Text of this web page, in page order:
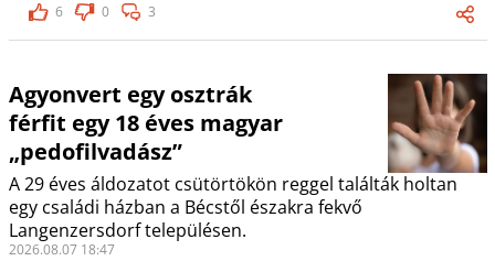
6
0 3
Agyonvert egy osztrák
férfit egy 18 éves magyar
„pedofilvadász”
A 29 éves áldozatot csütörtökön reggel találták holtan
egy családi házban a Bécstől északra fekvő
Langenzersdorf településen.
2026.08.07 18:47